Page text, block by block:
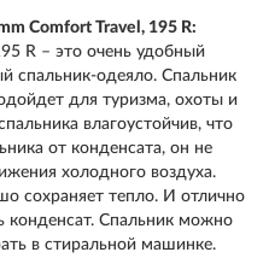
Comfort Travel, 195 R:
R – это очень удобный
спальник-одеяло. Спальник
для туризма, охоты и
влагоустойчив, что
от конденсата, он не
холодного воздуха.
сохраняет тепло. И отлично
конденсат. Спальник можно
в стиральной машинке.